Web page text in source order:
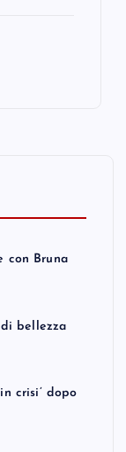
con Bruna
bellezza
crisi’ dopo